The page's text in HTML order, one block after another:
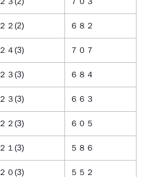
２２(2) ６８２
２４(3) ７０７
２３(3) ６８４
２３(3) ６６３
２２(3) ６０５
２１(3) ５８６
２０(3) ５５２